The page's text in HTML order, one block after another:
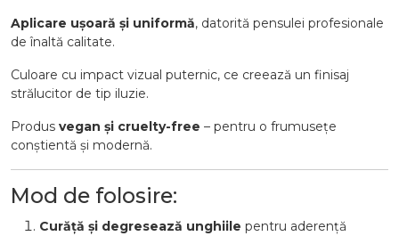
Aplicare ușoară și uniformă, datorită pensulei profesionale
de înaltă calitate.
Culoare cu impact vizual puternic, ce creează un finisaj
strălucitor de tip iluzie.
Produs vegan și cruelty-free – pentru o frumusețe
conștientă și modernă.
Mod de folosire:
Curăță și degresează unghiile pentru aderență